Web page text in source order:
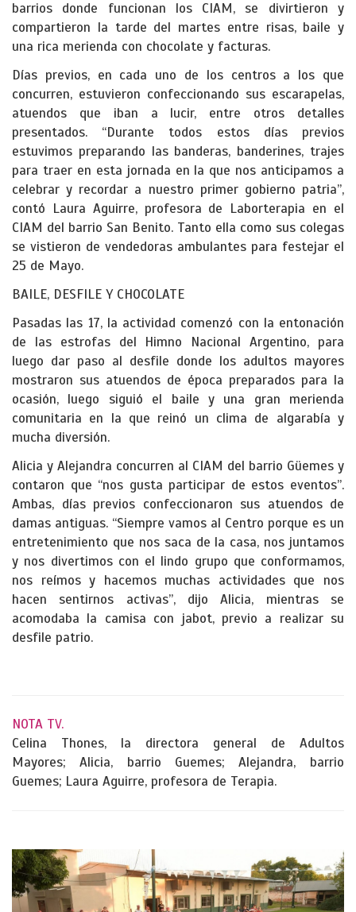
barrios donde funcionan los CIAM, se divirtieron y
compartieron la tarde del martes entre risas, baile y
una rica merienda con chocolate y facturas.
Días previos, en cada uno de los centros a los que
concurren, estuvieron confeccionando sus escarapelas,
atuendos que iban a lucir, entre otros detalles
presentados. “Durante todos estos días previos
estuvimos preparando las banderas, banderines, trajes
para traer en esta jornada en la que nos anticipamos a
celebrar y recordar a nuestro primer gobierno patria”,
contó Laura Aguirre, profesora de Laborterapia en el
CIAM del barrio San Benito. Tanto ella como sus colegas
se vistieron de vendedoras ambulantes para festejar el
25 de Mayo.
BAILE, DESFILE Y CHOCOLATE
Pasadas las 17, la actividad comenzó con la entonación
de las estrofas del Himno Nacional Argentino, para
luego dar paso al desfile donde los adultos mayores
mostraron sus atuendos de época preparados para la
ocasión, luego siguió el baile y una gran merienda
comunitaria en la que reinó un clima de algarabía y
mucha diversión.
Alicia y Alejandra concurren al CIAM del barrio Güemes y
contaron que “nos gusta participar de estos eventos”.
Ambas, días previos confeccionaron sus atuendos de
damas antiguas. “Siempre vamos al Centro porque es un
entretenimiento que nos saca de la casa, nos juntamos
y nos divertimos con el lindo grupo que conformamos,
nos reímos y hacemos muchas actividades que nos
hacen sentirnos activas”, dijo Alicia, mientras se
acomodaba la camisa con jabot, previo a realizar su
desfile patrio.
NOTA TV.
Celina Thones, la directora general de Adultos
Mayores; Alicia, barrio Guemes; Alejandra, barrio
Guemes; Laura Aguirre, profesora de Terapia.